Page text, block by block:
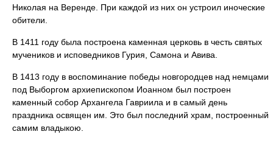
Николая на Веренде. При каждой из них он устроил иноческие
обители.
В 1411 году была построена каменная церковь в честь святых
мучеников и исповедников Гурия, Самона и Авива.
В 1413 году в воспоминание победы новгородцев над немцами
под Выборгом архиепископом Иоанном был построен
каменный собор Архангела Гавриила и в самый день
праздника освящен им. Это был последний храм, построенный
самим владыкою.